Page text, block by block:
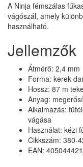
A Ninja fémszálas
vágószál, amely
használható.
Jellemzők
Átmérő: 2,4 mm
Forma: kerek
Hossz: 87 m
Anyag:
Alkalmazás:
vágása
Használat: kézi
Cikkszám: 380-
EAN: